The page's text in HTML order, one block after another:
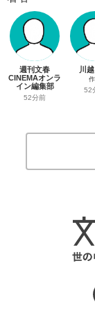
週刊文春
CINEMAオンラ
イン編集部
52分前
川
52